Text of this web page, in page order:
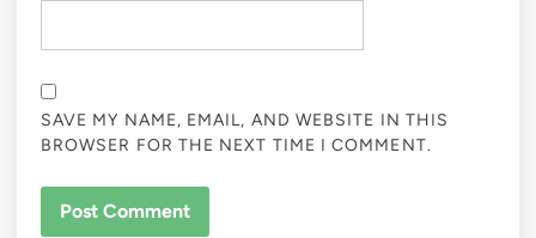
SAVE MY NAME, EMAIL, AND WEBSITE IN THIS
BROWSER FOR THE NEXT TIME I COMMENT.